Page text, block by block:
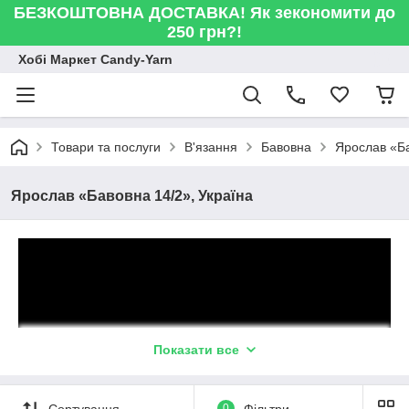
БЕЗКОШТОВНА ДОСТАВКА! Як зекономити до
250 грн?!
Хобі Маркет Candy-Yarn
Товари та послуги В'язання Бавовна Ярослав
Ярослав «Бавовна 14/2», Україна
Показати все